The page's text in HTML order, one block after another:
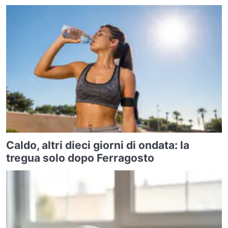
Caldo, altri dieci giorni di ondata: la
tregua solo dopo Ferragosto